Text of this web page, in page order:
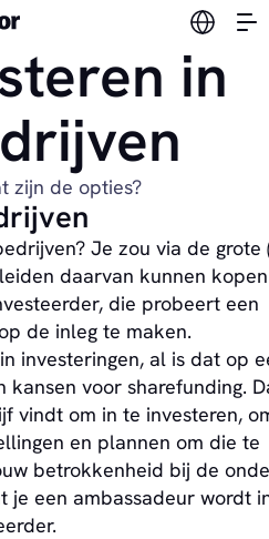
in
zijn de opties?
Je zou via de grote
daarvan kunnen
die probeert een
de inleg te maken.
investeringen, al is dat op
kansen voor sharefunding.
vindt om in te investeren,
en plannen om die te
betrokkenheid bij de
je een ambassadeur wordt